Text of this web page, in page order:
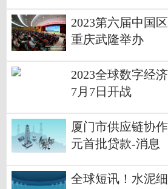
2023第六届中国
重庆武隆举办
2023全球数字经
7月7日开战
厦门市供应链协
元首批贷款-消息
全球短讯！水泥